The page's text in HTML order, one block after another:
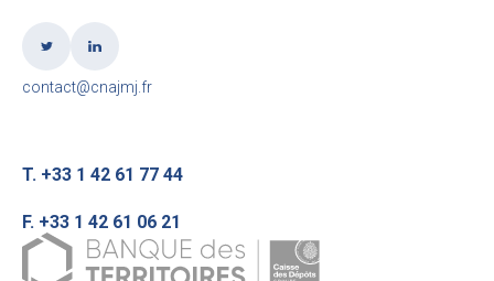
contact@cnajmj.fr
T. +33 1 42 61 77 44
F. +33 1 42 61 06 21